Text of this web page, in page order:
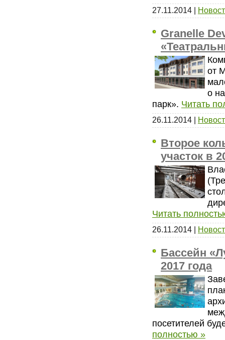
27.11.2014 |
Granelle
от
о
парк». Читать
26.11.2014 |
Второе
участок в
Читать
26.11.2014 |
Бассейн
2017 года
посетителей
полностью »